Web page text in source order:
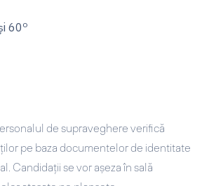
60 o
de supraveghere verifică
pe baza documentelor de identitate
Candidații se vor așeza în sală